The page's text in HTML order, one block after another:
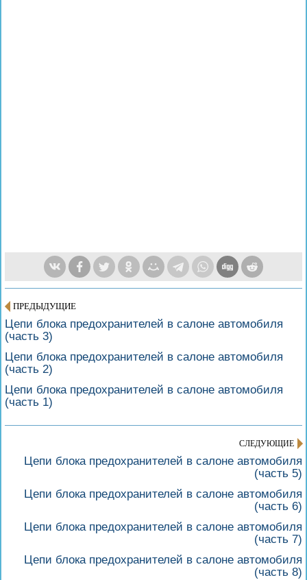
ПРЕДЫДУЩИЕ
Цепи блока предохранителей в салоне автомобиля
(часть 3)
Цепи блока предохранителей в салоне автомобиля
(часть 2)
Цепи блока предохранителей в салоне автомобиля
(часть 1)
СЛЕДУЮЩИЕ
Цепи блока предохранителей в салоне автомобиля
(часть 5)
Цепи блока предохранителей в салоне автомобиля
(часть 6)
Цепи блока предохранителей в салоне автомобиля
(часть 7)
Цепи блока предохранителей в салоне автомобиля
(часть 8)